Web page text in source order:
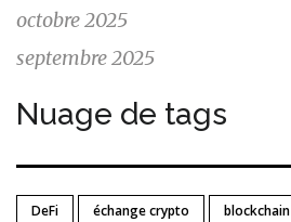
octobre 2025
septembre 2025
Nuage de tags
DeFi échange crypto blockchain